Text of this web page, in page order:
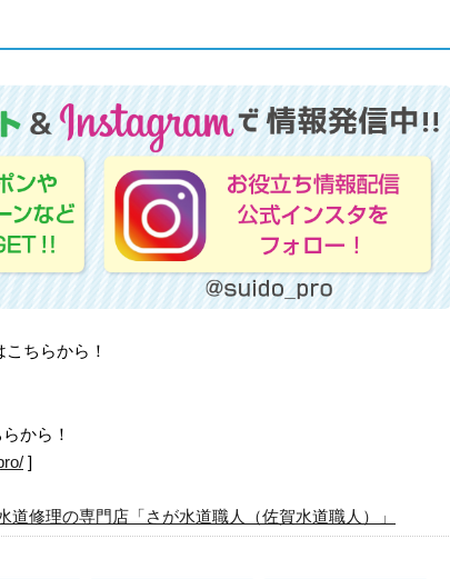
ちらから！
から！
]
修理の専門店「さが水道職人（佐賀水道職人）」